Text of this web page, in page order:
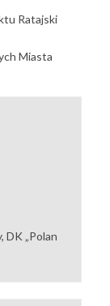
Ratajski
Miasta
DK „Polan